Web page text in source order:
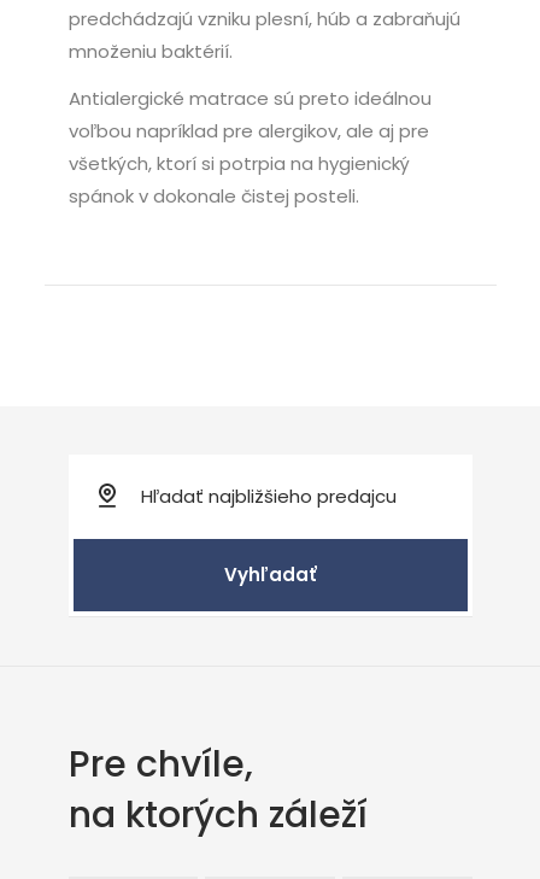
predchádzajú vzniku plesní, húb a zabraňujú
množeniu baktérií.
Antialergické matrace sú preto ideálnou
voľbou napríklad pre alergikov, ale aj pre
všetkých, ktorí si potrpia na hygienický
spánok v dokonale čistej posteli.
Vyhľadať
Pre chvíle,
na ktorých záleží